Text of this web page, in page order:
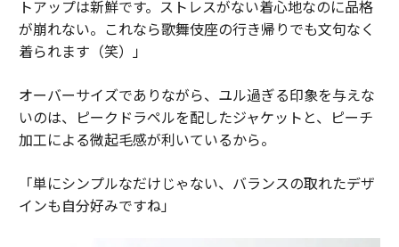
トアップは新鮮です。ストレスがない着心地なのに品格
が崩れない。これなら歌舞伎座の行き帰りでも文句なく
着られます（笑）」
オーバーサイズでありながら、ユル過ぎる印象を与えな
いのは、ピークドラペルを配したジャケットと、ピーチ
加工による微起毛感が利いているから。
「単にシンプルなだけじゃない、バランスの取れたデザ
インも自分好みですね」